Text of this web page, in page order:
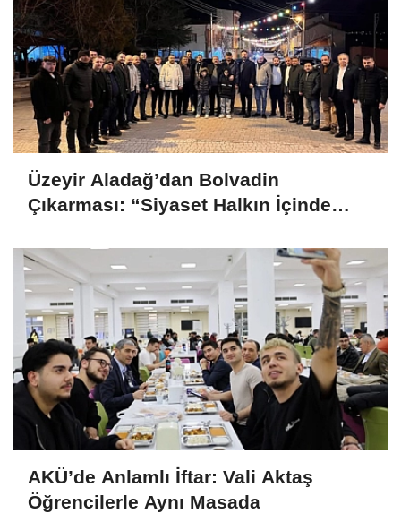
Üzeyir Aladağ’dan Bolvadin
Çıkarması: “Siyaset Halkın İçinde
AKÜ’de Anlamlı İftar: Vali Aktaş
Öğrencilerle Aynı Masada